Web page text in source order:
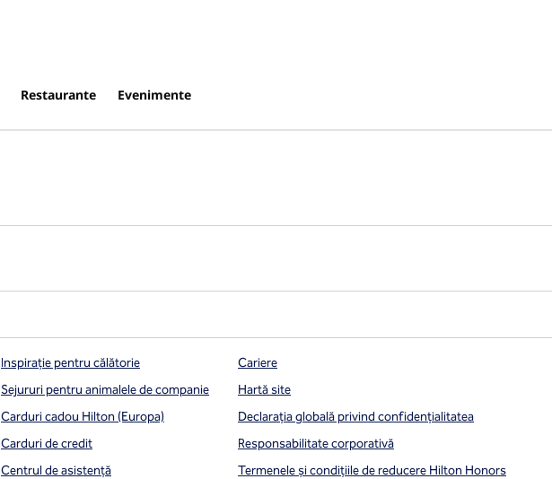
Restaurante Evenimente
Inspirație pentru călătorie
Sejururi pentru animalele de companie
Carduri cadou Hilton (Europa)
Carduri de credit
Centrul de asistență
Cariere
Hartă site
Declarația globală privind confidenţialitatea
Responsabilitate corporativă
Termenele și condițiile de reducere Hilton Honors